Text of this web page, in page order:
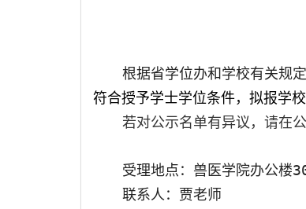
根据省学位办和学校有关规
符合授予学士学位条件，拟报学
若对公示名单有异议，请在
受理地点：兽医学院办公楼
联系人：贾老师